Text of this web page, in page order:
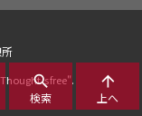
Thought is free".

検索

上へ